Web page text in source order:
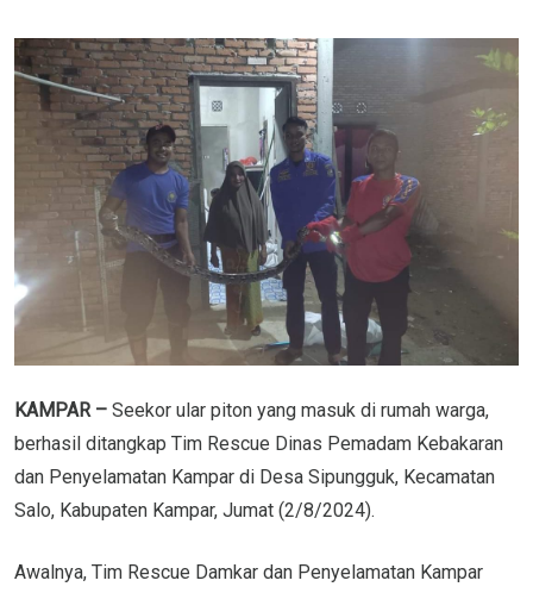
Email
KAMPAR – Seekor ular piton yang masuk di rumah warga,
berhasil ditangkap Tim Rescue Dinas Pemadam Kebakaran
dan Penyelamatan Kampar di Desa Sipungguk, Kecamatan
Salo, Kabupaten Kampar, Jumat (2/8/2024).
Awalnya, Tim Rescue Damkar dan Penyelamatan Kampar